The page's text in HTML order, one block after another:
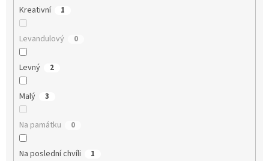
Kreativní 1
Levandulový 0
Levný 2
Malý 3
Na památku 0
Na poslední chvíli 1